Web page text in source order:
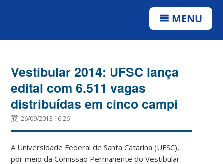
MENU
Vestibular 2014: UFSC lança
edital com 6.511 vagas
distribuídas em cinco campi
26/09/2013 16:26
A Universidade Federal de Santa Catarina (UFSC),
por meio da Comissão Permanente do Vestibular